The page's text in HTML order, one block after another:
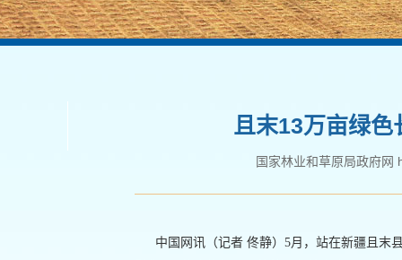
且末13万亩绿色
国家林业和草原局政府网
中国网讯（记者 佟静）5月，站在新疆且末